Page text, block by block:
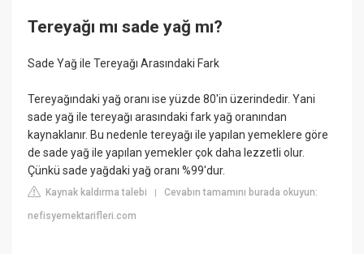
Tereyağı mı sade yağ mı?
Sade Yağ ile Tereyağı Arasındaki Fark
Tereyağındaki yağ oranı ise yüzde 80'in üzerindedir. Yani
sade yağ ile tereyağı arasındaki fark yağ oranından
kaynaklanır. Bu nedenle tereyağı ile yapılan yemeklere göre
de sade yağ ile yapılan yemekler çok daha lezzetli olur.
Çünkü sade yağdaki yağ oranı %99'dur.
Kaynak kaldırma talebi |Cevabın tamamını burada okuyun:
nefisyemektarifleri.com